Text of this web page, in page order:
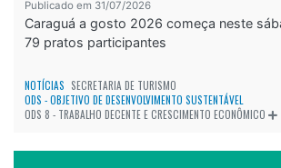
Publicado em 31/07/2026
Caraguá a gosto 2026 começa neste
79 pratos participantes
NOTÍCIAS SECRETARIA DE TURISMO
ODS - OBJETIVO DE DESENVOLVIMENTO SUSTENTÁVEL
ODS 8 - TRABALHO DECENTE E CRESCIMENTO ECONÔMICO